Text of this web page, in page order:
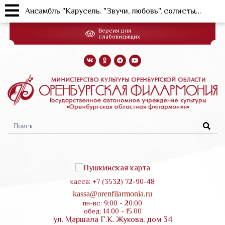
Перейти
основному
Форма
поиска
касса: +7 (3532) 72-90-48
kassa@orenfilarmonia.ru
пн-вс: 9:00 - 20:00
обед: 14.00 - 15.00
ул. Маршала Г.К. Жукова, дом 34
Версия для
слабовидящих
Ансамбль "Карусель. "Звучи, любовь", солисты Владислав Косарев и Сергей Плюснин (г.Бугуруслан)